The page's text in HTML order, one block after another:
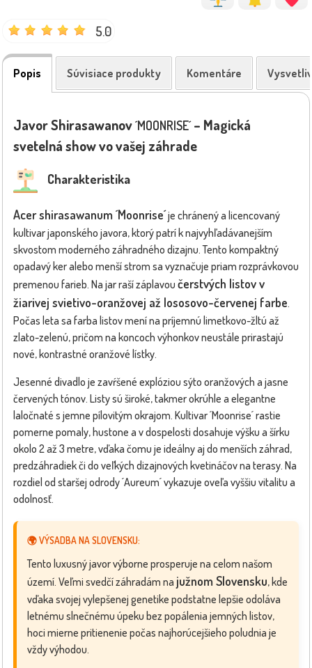
5.0
Popis Súvisiace produkty Komentáre
Javor Shirasawanov´MOONRISE´– Magická
svetelná show vo vašej záhrade
Charakteristika
Acer shirasawanum ´Moonrise´je chránený a licencovaný
kultivar japonského javora, ktorý patrí k najvyhľadávanejším
skvostom moderného záhradného dizajnu. Tento kompaktný
opadavý ker alebo menší strom sa vyznačuje priam rozprávkovou
premenou farieb. Na jar raší záplavou čerstvých listov v
žiarivej svietivo-oranžovej až lososovo-červenej farbe.
Počas leta sa farba listov mení na príjemnú limetkovo-žltú až
zlato-zelenú, pričom na koncoch výhonkov neustále prirastajú
nové, kontrastné oranžové lístky.
Jesenné divadlo je zavŕšené explóziou sýto oranžových a jasne
červených tónov. Listy sú široké, takmer okrúhle a elegantne
laločnaté s jemne pílovitým okrajom. Kultivar ´Moonrise´ rastie
pomerne pomaly, hustone a v dospelosti dosahuje výšku a šírku
okolo 2 až 3 metre, vďaka čomu je ideálny aj do menších záhrad,
predzáhradiek či do veľkých dizajnových kvetináčov na terasy. Na
rozdiel od staršej odrody ´Aureum´ vykazuje oveľa vyššiu vitalitu a
odolnosť.
🌍 VÝSADBA NA SLOVENSKU:
Tento luxusný javor výborne prosperuje na celom našom
území. Veľmi svedčí záhradám na južnom Slovensku, kde
vďaka svojej vylepšenej genetike podstatne lepšie odoláva
letnému slnečnému úpeku bez popálenia jemných listov,
hoci mierne pritienenie počas najhorúcejšieho poludnia je
vždy výhodou.